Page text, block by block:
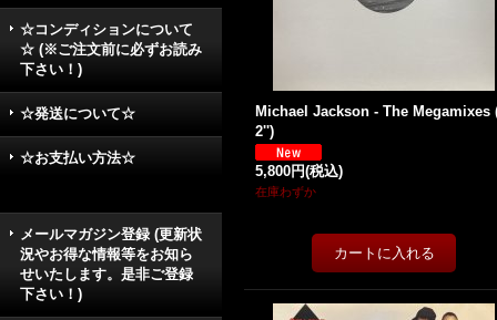
☆コンディションについて
☆ (※ご注文前に必ずお読み
下さい！)
☆発送について☆
☆お支払い方法☆
メールマガジン登録 (更新状
況やお得な情報等をお知ら
せいたします。是非ご登録
下さい！)
Michael Jackson - The Megamixes
2'')
5,800円(税込)
在庫わずか